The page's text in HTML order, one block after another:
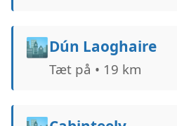
🏙️Dún Laoghaire
Tæt på • 19 km